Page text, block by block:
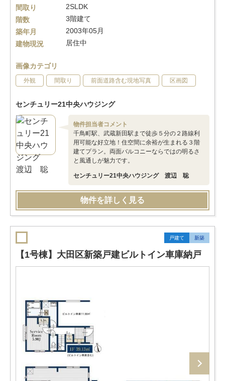
間取り
2SLDK
階数
3階建て
築年月
2003年05月
建物現況
居住中
画像カテゴリ
外観 間取り 前面道路含む現地写真 区画図
センチュリー21中央ハウジング
物件担当者コメント
千鳥町駅、武蔵新田駅まで徒歩５分の２路線利
用可能な好立地！住空間に余裕が生まれる３階
建てプラン。両面バルコニーならではの明るさ
と風通しが魅力です。
センチュリー21中央ハウジング 渡辺 聡
物件を詳しく見る
戸建て 新築
【1号棟】大田区新築戸建ビルトイン車庫納戸